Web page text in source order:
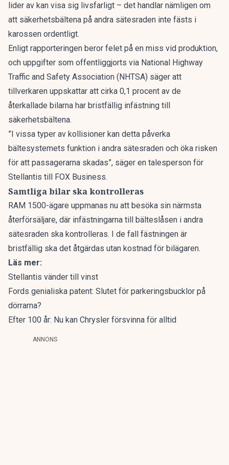
lider av kan visa sig livsfarligt – det handlar nämligen om
att säkerhetsbältena på andra sätesraden inte fästs i
karossen ordentligt.
Enligt rapporteringen beror felet på en miss vid produktion,
och uppgifter som offentliggjorts via National Highway
Traffic and Safety Association (NHTSA) säger att
tillverkaren uppskattar att cirka 0,1 procent av de
återkallade bilarna har bristfällig infästning till
säkerhetsbältena.
”I vissa typer av kollisioner kan detta påverka
bältesystemets funktion i andra sätesraden och öka risken
för att passagerarna skadas”, säger en talesperson för
Stellantis till FOX Business.
Samtliga bilar ska kontrolleras
RAM 1500-ägare uppmanas nu att besöka sin närmsta
återförsäljare, där infästningarna till bälteslåsen i andra
sätesraden ska kontrolleras. I de fall fästningen är
bristfällig ska det åtgärdas utan kostnad för bilägaren.
Läs mer:
Stellantis vänder till vinst
Fords genialiska patent: Slutet för parkeringsbucklor på
dörrarna?
Efter 100 år: Nu kan Chrysler försvinna för alltid
ANNONS